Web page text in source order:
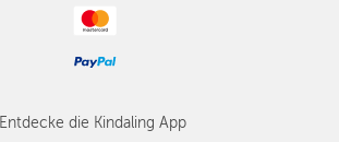
Entdecke die Kindaling App